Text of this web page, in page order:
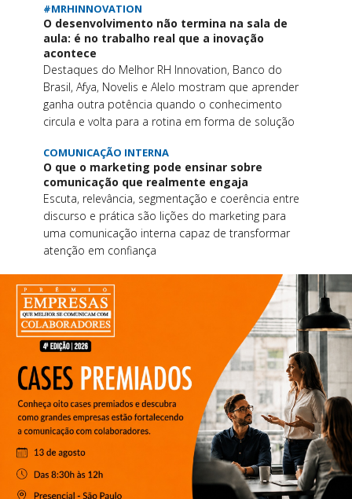
#MRHINNOVATION
O desenvolvimento não termina na sala de
aula: é no trabalho real que a inovação
acontece
Destaques do Melhor RH Innovation, Banco do
Brasil, Afya, Novelis e Alelo mostram que aprender
ganha outra potência quando o conhecimento
circula e volta para a rotina em forma de solução
COMUNICAÇÃO INTERNA
O que o marketing pode ensinar sobre
comunicação que realmente engaja
Escuta, relevância, segmentação e coerência entre
discurso e prática são lições do marketing para
uma comunicação interna capaz de transformar
atenção em confiança